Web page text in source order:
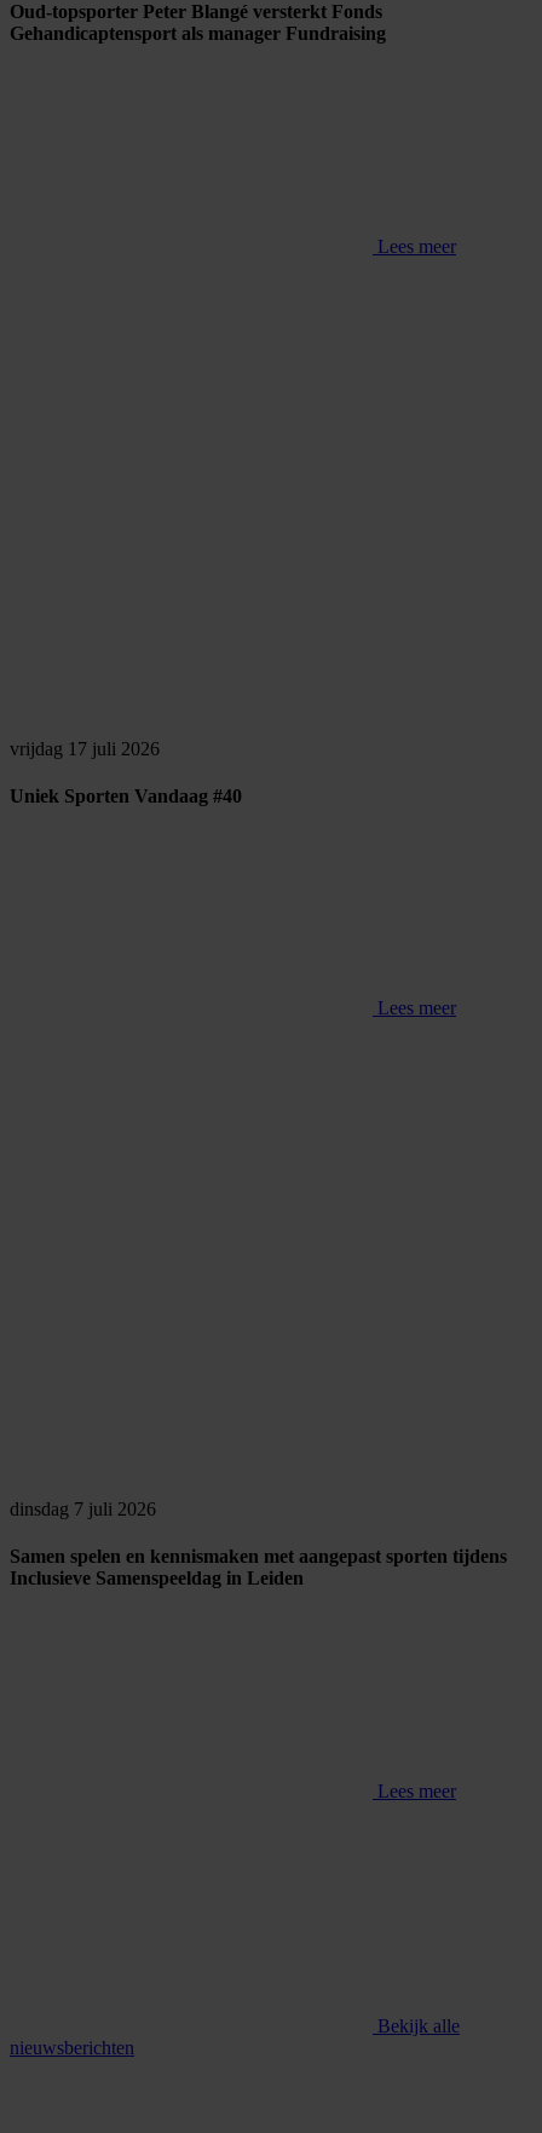
Oud-topsporter Peter Blangé versterkt Fonds
Gehandicaptensport als manager Fundraising
Lees meer
vrijdag 17 juli 2026
Uniek Sporten Vandaag #40
Lees meer
dinsdag 7 juli 2026
Samen spelen en kennismaken met aangepast sporten tijdens
Inclusieve Samenspeeldag in Leiden
Lees meer
Bekijk alle
nieuwsberichten